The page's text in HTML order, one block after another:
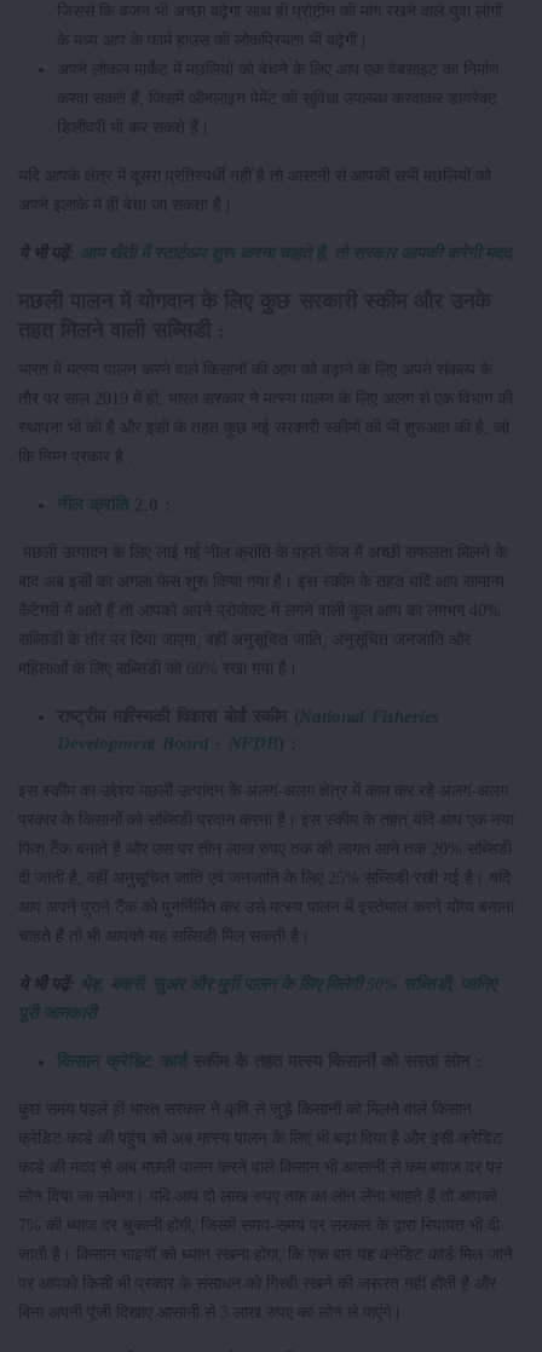
जिससे कि वजन भी अच्छा बढ़ेगा साथ ही प्रोटीन की मांग रखने वाले युवा लोगों
के मध्य आप के फार्म हाउस की लोकप्रियता भी बढ़ेगी।
अपने लोकल मार्केट में मछलियों को बेचने के लिए आप एक वेबसाइट का निर्माण
करवा सकते हैं, जिसमें ऑनलाइन पेमेंट की सुविधा उपलब्ध करवाकर डायरेक्ट
डिलीवरी भी कर सकते हैं।
यदि आपके क्षेत्र में दूसरा प्रतिस्पर्धी नहीं है तो आसानी से आपकी सभी मछलियों को
अपने इलाके में ही बेचा जा सकता है।
ये भी पढ़ें: आप खेती में स्टार्टअप शुरू करना चाहते है, तो सरकार आपकी करेगी मदद
भारत में मत्स्य पालन करने वाले किसानों की आय को बढ़ाने के लिए अपने संकल्प के
तौर पर साल 2019 में ही, भारत सरकार ने मत्स्य पालन के लिए अलग से एक विभाग की
स्थापना भी की है और इसी के तहत कुछ नई सरकारी स्कीमों की भी शुरुआत की है, जो
कि निम्न प्रकार है :
नील क्रांति2.0 :
मछली उत्पादन के लिए लाई गई नील क्रांति के पहले फेज में अच्छी सफलता मिलने के
बाद अब इसी का अगला फेस शुरू किया गया है। इस स्कीम के तहत यदि आप सामान्य
कैटेगरी में आते हैं तो आपको अपने प्रोजेक्ट में लगने वाली कुल आय का लगभग 40%
सब्सिडी के तौर पर दिया जाएगा, वहीं अनुसूचित जाति, अनुसूचित जनजाति और
महिलाओं के लिए सब्सिडी को 60% रखा गया है।
National Fisheries
Development Board - NFDB
इस स्कीम का उद्देश्य मछली उत्पादन के अलग-अलग क्षेत्र में काम कर रहे अलग-अलग
प्रकार के किसानों को सब्सिडी प्रदान करना है। इस स्कीम के तहत यदि आप एक नया
फिश टैंक बनाते है और उस पर तीन लाख रुपए तक की लागत आने तक 20% सब्सिडी
दी जाती है, वहीं अनुसूचित जाति एवं जनजाति के लिए 25% सब्सिडी रखी गई है। यदि
आप अपने पुराने टैंक को पुनर्निर्मित कर उसे मत्स्य पालन में इस्तेमाल करने योग्य बनाना
चाहते हैं तो भी आपको यह सब्सिडी मिल सकती है।
ये भी पढ़ें: भेड़, बकरी, सुअर और मुर्गी पालन के लिए मिलेगी 50% सब्सिडी, जानिए
पूरी जानकारी
किसान क्रेडिट कार्ड
कुछ समय पहले ही भारत सरकार ने कृषि से जुड़े किसानों को मिलने वाले किसान
क्रेडिट कार्ड की पहुंच को अब मत्स्य पालन के लिए भी बढ़ा दिया है और इसी क्रेडिट
कार्ड की मदद से अब मछली पालन करने वाले किसान भी आसानी से कम ब्याज दर पर
लोन दिया जा सकेगा। यदि आप दो लाख रुपए तक का लोन लेना चाहते हैं तो आपको
7% की ब्याज दर चुकानी होगी, जिसमें समय-समय पर सरकार के द्वारा रियायत भी दी
जाती है। किसान भाइयों को ध्यान रखना होगा, कि एक बार यह क्रेडिट कार्ड मिल जाने
पर आपको किसी भी प्रकार के संसाधन को गिरवी रखने की जरूरत नहीं होती है और
बिना अपनी पूंजी दिखाए आसानी से 3 लाख रुपए का लोन ले पाएंगे।